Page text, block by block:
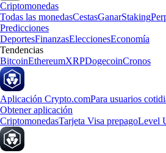
Criptomonedas
Todas las monedasCestasGanarStaking
Predicciones
DeportesFinanzasEleccionesEconomía
Tendencias
BitcoinEthereumXRPDogecoinCronos
Aplicación Crypto.comPara usuarios
Obtener aplicación
CriptomonedasTarjeta Visa prepagoLevel